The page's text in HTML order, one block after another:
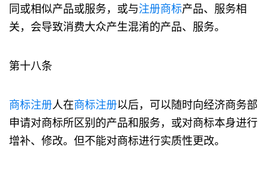
同或相似产品或服务，或与注册商标产品、服务相
关，会导致消费大众产生混淆的产品、服务。
第十八条
商标注册人在商标注册以后，可以随时向经济商务部
申请对商标所区别的产品和服务，或对商标本身进行
增补、修改。但不能对商标进行实质性更改。